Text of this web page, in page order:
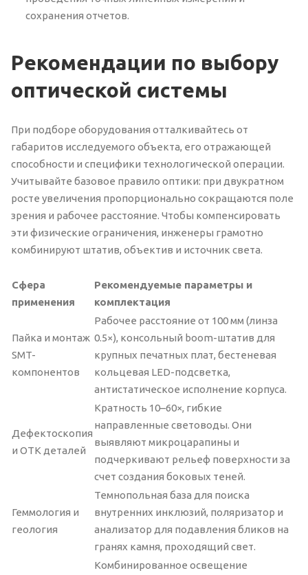
сохранения отчетов.
Рекомендации по выбору
оптической системы
При подборе оборудования отталкивайтесь от
габаритов исследуемого объекта, его отражающей
способности и специфики технологической операции.
Учитывайте базовое правило оптики: при двукратном
росте увеличения пропорционально сокращаются поле
зрения и рабочее расстояние. Чтобы компенсировать
эти физические ограничения, инженеры грамотно
комбинируют штатив, объектив и источник света.
Сфера
применения
Рекомендуемые параметры и
комплектация
Пайка и монтаж
SMT-
компонентов
Рабочее расстояние от 100 мм (линза
0.5×), консольный boom-штатив для
крупных печатных плат, бестеневая
кольцевая LED-подсветка,
антистатическое исполнение корпуса.
Дефектоскопия
и ОТК деталей
Кратность 10–60×, гибкие
направленные световоды. Они
выявляют микроцарапины и
подчеркивают рельеф поверхности за
счет создания боковых теней.
Геммология и
геология
Темнопольная база для поиска
внутренних инклюзий, поляризатор и
анализатор для подавления бликов на
гранях камня, проходящий свет.
Комбинированное освещение